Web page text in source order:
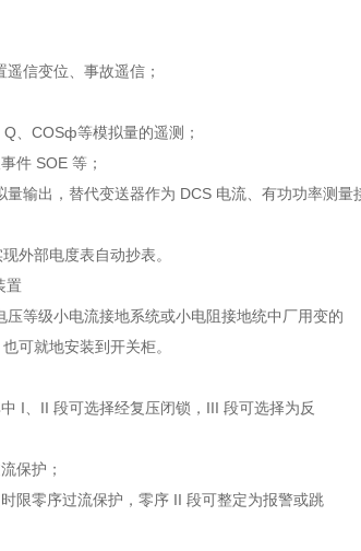
遥信变位、事故遥信；
Q、COSф等模拟量的遥测；
件 SOE 等；
量输出，替代变送器作为 DCS 电流、有功功率测量
外部电度表自动抄表。
置
等级小电流接地系统或小电阻接地统中厂用变的
可就地安装到开关柜。
I、II 段可选择经复压闭锁，III 段可选择为反
保护；
限零序过流保护，零序 II 段可整定为报警或跳